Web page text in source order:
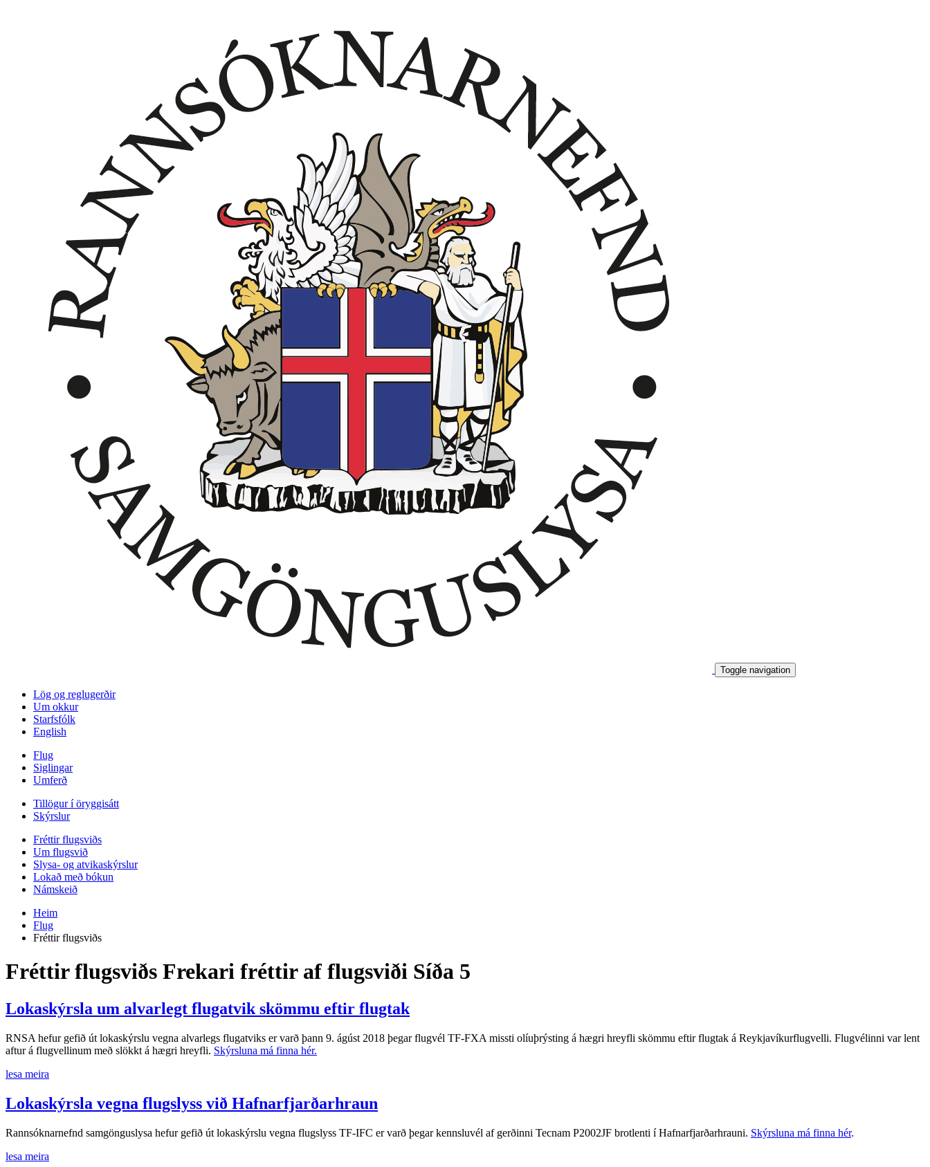
Toggle navigation
Lög og reglugerðir
Um okkur
Starfsfólk
English
Flug
Siglingar
Umferð
Tillögur í öryggisátt
Skýrslur
Fréttir flugsviðs
Um flugsvið
Slysa- og atvikaskýrslur
Lokað með bókun
Námskeið
Heim
Flug
Fréttir flugsviðs
Fréttir flugsviðs Frekari fréttir af flugsviði Síða 5
Lokaskýrsla um alvarlegt flugatvik skömmu eftir flugtak
RNSA hefur gefið út lokaskýrslu vegna alvarlegs flugatviks er varð þann 9. ágúst 2018 þegar flugvél TF-FXA missti olíuþrýsting á hægri hreyfli skömmu eftir flugtak á Reykjavíkurflugvelli. Flugvélinni var lent
aftur á flugvellinum með slökkt á hægri hreyfli. Skýrsluna má finna hér.
lesa meira
Lokaskýrsla vegna flugslyss við Hafnarfjarðarhraun
Rannsóknarnefnd samgönguslysa hefur gefið út lokaskýrslu vegna flugslyss TF-IFC er varð þegar kennsluvél af gerðinni Tecnam P2002JF brotlenti í Hafnarfjarðarhrauni. Skýrsluna má finna hér.
lesa meira